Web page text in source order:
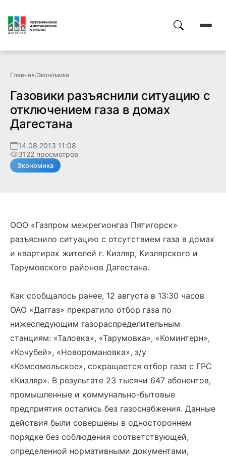
Главная/Экономика
Газовики разъяснили ситуацию с
отключением газа в домах
Дагестана
14.08.2013 11:08
3122 просмотров
Экономика
ООО «Газпром межрегионгаз Пятигорск»
разъяснило ситуацию с отсутствием газа в домах
и квартирах жителей г. Кизляр, Кизлярского и
Тарумовского районов Дагестана.
Как сообщалось ранее, 12 августа в 13:30 часов
ОАО «Даггаз» прекратило отбор газа по
нижеследующим газораспределительным
станциям: «Таловка», «Тарумовка», «Коминтерн»,
«Кочубей», «Новоромановка», з/у
«Комсомольское», сокращается отбор газа с ГРС
«Кизляр». В результате 23 тысячи 647 абонентов,
промышленные и коммунально-бытовые
предприятия остались без газоснабжения. Данные
действия были совершены в одностороннем
порядке без соблюдения соответствующей,
определенной нормативными документами,